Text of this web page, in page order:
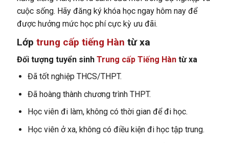
cuộc sống. Hãy đăng ký khóa học ngay hôm nay để
được hưởng mức học phí cực kỳ ưu đãi.
Lớp trung cấp tiếng Hàn từ xa
Đối tượng tuyển sinh Trung cấp Tiếng Hàntừ xa
Đã tốt nghiệp THCS/THPT.
Đã hoàng thành chương trình THPT.
Học viên đi làm, không có thời gian để đi học.
Học viên ở xa, không có điều kiện đi học tập trung.